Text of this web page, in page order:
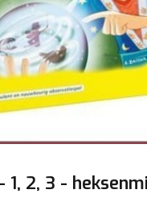
1, 2, 3 -